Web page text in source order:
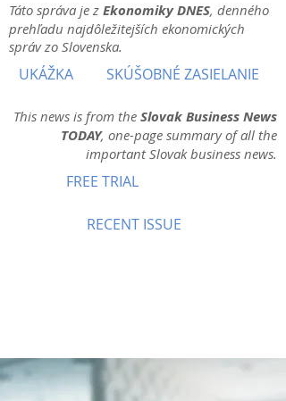
Táto správa je z Ekonomiky DNES, denného
prehľadu najdôležitejších ekonomických
správ zo Slovenska.
UKÁŽKA SKÚŠOBNÉ ZASIELANIE
This news is from the Slovak Business News
TODAY, one-page summary of all the
important Slovak business news.
FREE TRIAL
RECENT ISSUE